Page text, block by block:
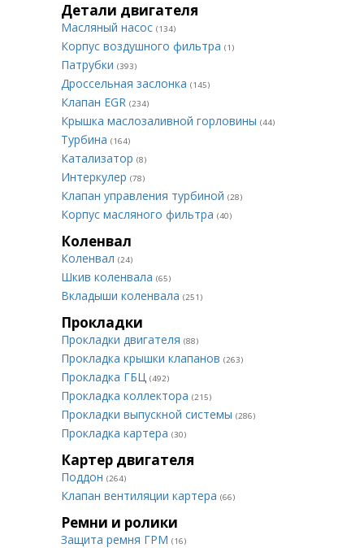
Детали двигателя
Масляный насос (134)
Корпус воздушного фильтра (1)
Патрубки (393)
Дроссельная заслонка (145)
Клапан EGR (234)
Крышка маслозаливной горловины (44)
Турбина (164)
Катализатор (8)
Интеркулер (78)
Клапан управления турбиной (28)
Корпус масляного фильтра (40)
Коленвал
Коленвал (24)
Шкив коленвала (65)
Вкладыши коленвала (251)
Прокладки
Прокладки двигателя (88)
Прокладка крышки клапанов (263)
Прокладка ГБЦ (492)
Прокладка коллектора (215)
Прокладки выпускной системы (286)
Прокладка картера (30)
Картер двигателя
Поддон (264)
Клапан вентиляции картера (66)
Ремни и ролики
Защита ремня ГРМ (16)